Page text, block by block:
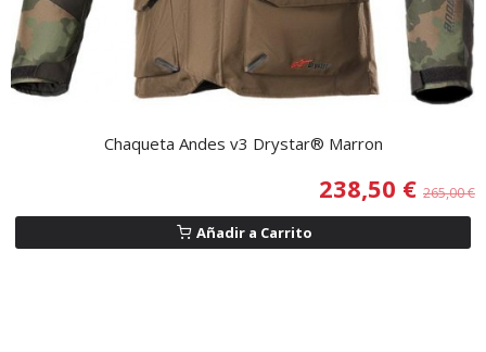
Chaqueta Andes v3 Drystar® Marron
238,50 € 265,00 €
Añadir a Carrito